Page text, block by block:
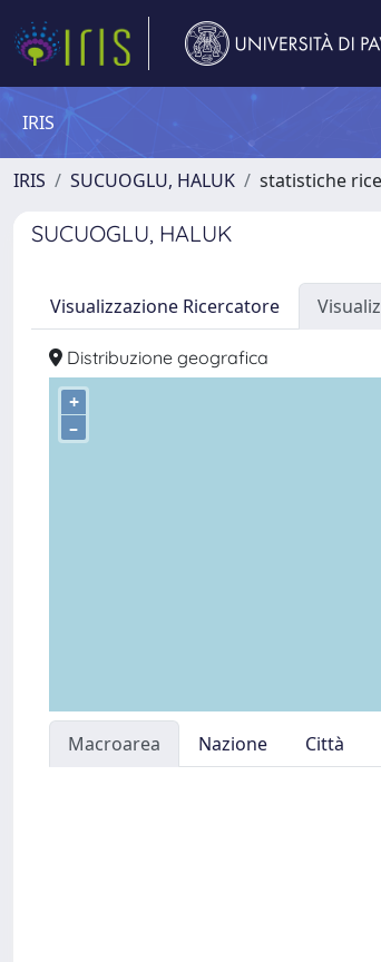
IRIS
IRIS SUCUOGLU, HALUK statistiche
SUCUOGLU, HALUK
Visualizzazione Ricercatore
Distribuzione geografica
+
–
Macroarea Nazione Città